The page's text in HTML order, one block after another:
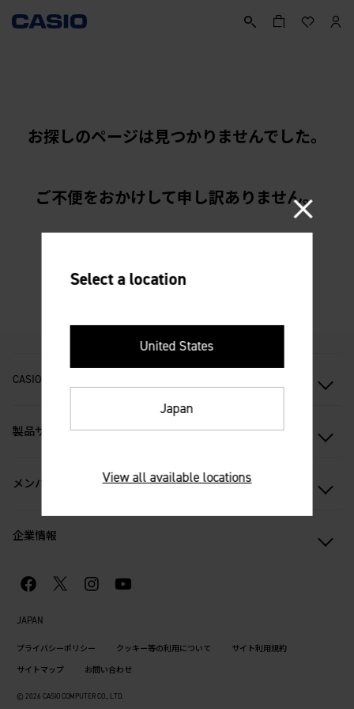
お探しのページは見つかりませんでした。
ご不便をおかけして申し訳ありません。
CASIOオンラインストア
製品サポート
メンバーシップ
企業情報
プライバシーポリシー クッキー等の利用について サイト利用規約
サイトマップ お問い合わせ
JAPAN
© 2026 CASIO COMPUTER CO., LTD.
Select a location
United States
Japan
View all available locations